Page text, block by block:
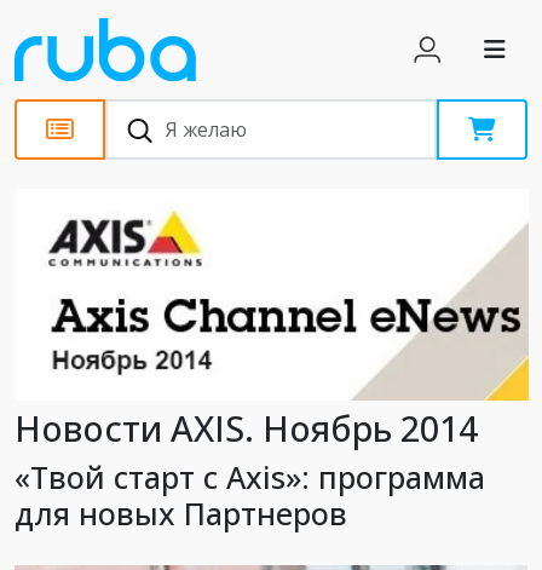
Новости
Новости AXIS. Ноябрь 2014
«Твой старт с Axis»: программа
для новых Партнеров